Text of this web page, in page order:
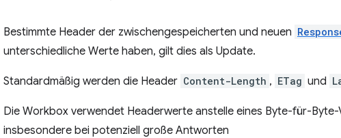
Bestimmte Header der zwischengespeicherten und neuen
unterschiedliche Werte haben, gilt dies als Update.
Standardmäßig werden die Header Content-Length , ETag und
Die Workbox verwendet Headerwerte anstelle eines Byte-für-
insbesondere bei potenziell große Antworten